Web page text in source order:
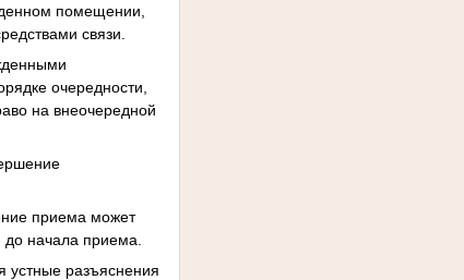
помещении,
связи.
очередности,
на внеочередной
приема может
начала приема.
устные разъяснения